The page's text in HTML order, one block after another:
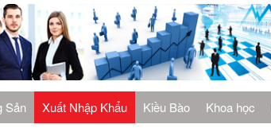
Sản Xuất Nhập Khẩu Kiều Bào Khoa học